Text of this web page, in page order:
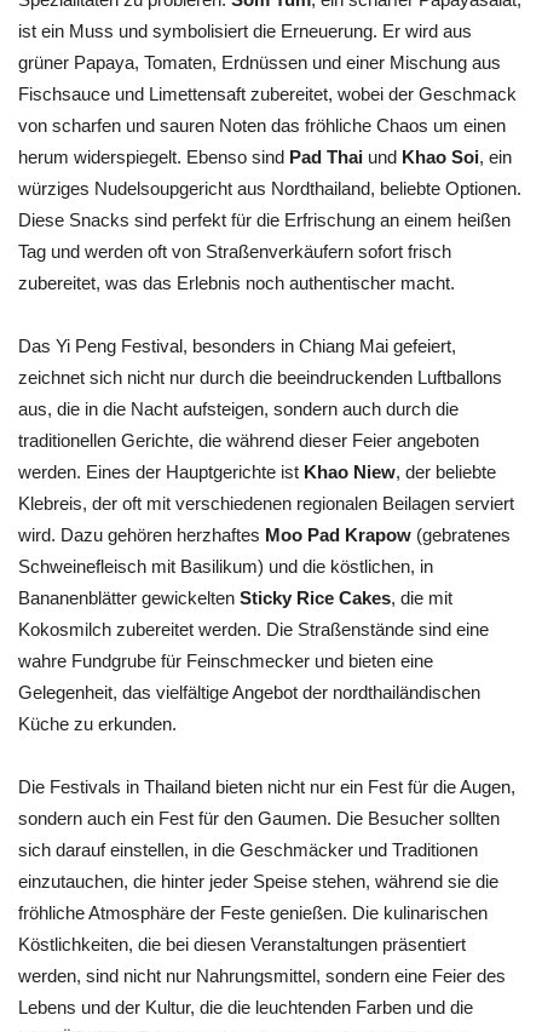
ist ein Muss und symbolisiert die Erneuerung. Er wird aus
grüner Papaya, Tomaten, Erdnüssen und einer Mischung aus
Fischsauce und Limettensaft zubereitet, wobei der Geschmack
von scharfen und sauren Noten das fröhliche Chaos um einen
herum widerspiegelt. Ebenso sind Pad Thai und Khao Soi, ein
würziges Nudelsoupgericht aus Nordthailand, beliebte Optionen.
Diese Snacks sind perfekt für die Erfrischung an einem heißen
Tag und werden oft von Straßenverkäufern sofort frisch
zubereitet, was das Erlebnis noch authentischer macht.
Das Yi Peng Festival, besonders in Chiang Mai gefeiert,
zeichnet sich nicht nur durch die beeindruckenden Luftballons
aus, die in die Nacht aufsteigen, sondern auch durch die
traditionellen Gerichte, die während dieser Feier angeboten
werden. Eines der Hauptgerichte ist Khao Niew, der beliebte
Klebreis, der oft mit verschiedenen regionalen Beilagen serviert
wird. Dazu gehören herzhaftes Moo Pad Krapow (gebratenes
Schweinefleisch mit Basilikum) und die köstlichen, in
Bananenblätter gewickelten Sticky Rice Cakes, die mit
Kokosmilch zubereitet werden. Die Straßenstände sind eine
wahre Fundgrube für Feinschmecker und bieten eine
Gelegenheit, das vielfältige Angebot der nordthailändischen
Küche zu erkunden.
Die Festivals in Thailand bieten nicht nur ein Fest für die Augen,
sondern auch ein Fest für den Gaumen. Die Besucher sollten
sich darauf einstellen, in die Geschmäcker und Traditionen
einzutauchen, die hinter jeder Speise stehen, während sie die
fröhliche Atmosphäre der Feste genießen. Die kulinarischen
Köstlichkeiten, die bei diesen Veranstaltungen präsentiert
werden, sind nicht nur Nahrungsmittel, sondern eine Feier des
Lebens und der Kultur, die die leuchtenden Farben und die